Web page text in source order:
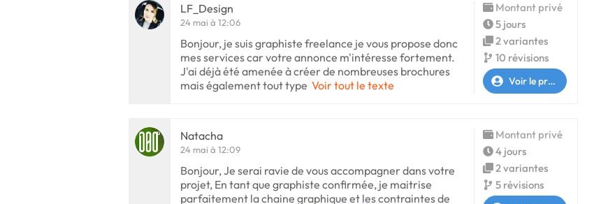
LF_Design
24 mai à 12:06
Bonjour, je suis graphiste freelance je vous propose donc
mes services car votre annonce m'intéresse fortement.
J'ai déjà été amenée à créer de nombreuses brochures
mais également tout type Voir tout le texte
Montant privé
5 jours
2 variantes
10 révisions
Voir le profil
Natacha
24 mai à 12:09
Bonjour, Je serai ravie de vous accompagner dans votre
projet, En tant que graphiste confirmée, je maitrise
parfaitement la chaine graphique et les contraintes de
Montant privé
4 jours
2 variantes
5 révisions